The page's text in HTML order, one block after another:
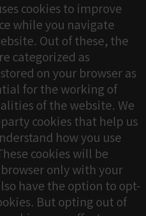
cookies to improve
while you navigate
Out of these, the
categorized as
on your browser as
for the working of
of the website. We
cookies that help us
how you use
cookies will be
only with your
have the option to opt-
But opting out of